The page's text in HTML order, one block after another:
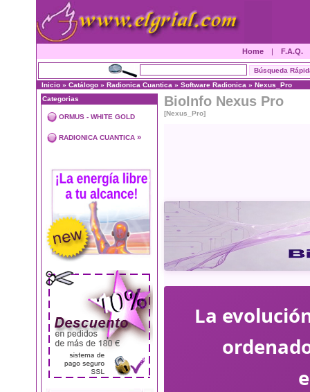
Home | F.A.Q.
Inicio » Catálogo » Radionica Cuantica » Software Radionica » Nexus_Pro
Categorias
ORMUS - WHITE GOLD
RADIONICA CUANTICA »
BioInfo Nexus Pro
[Nexus_Pro]
La